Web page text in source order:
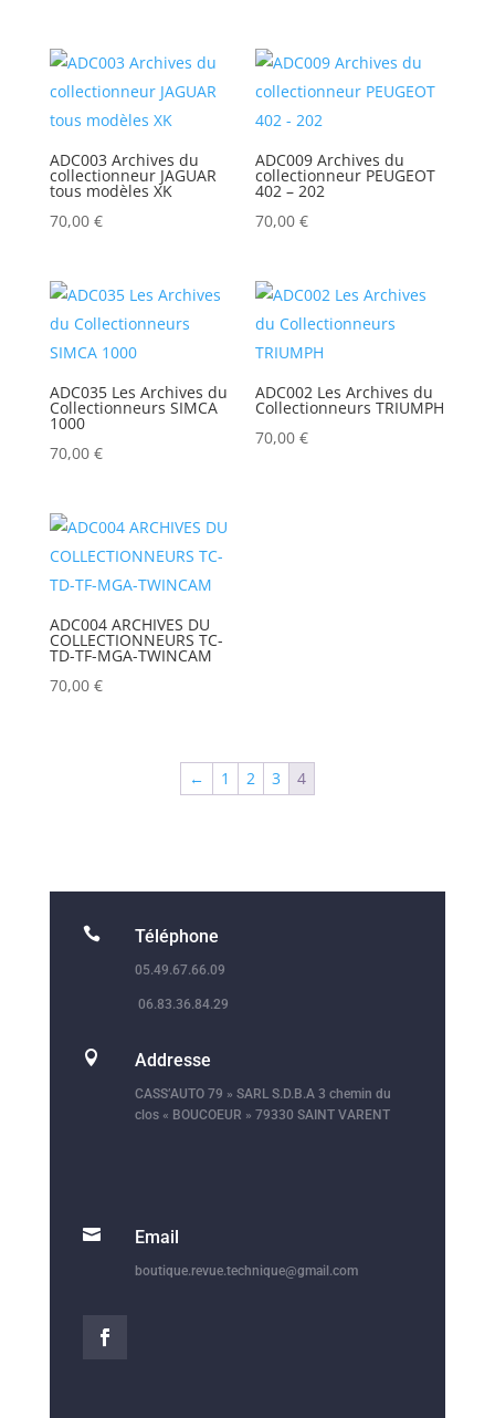
ADC003 Archives du
collectionneur JAGUAR
tous modèles XK
70,00 €
ADC009 Archives du
collectionneur PEUGEOT
402 – 202
70,00€
ADC035 Les Archives du
Collectionneurs SIMCA
1000
70,00 €
ADC002 Les Archives du
Collectionneurs TRIUMPH
70,00€
ADC004 ARCHIVES DU
COLLECTIONNEURS TC-
TD-TF-MGA-TWINCAM
70,00 €
← 1 2 3 4
 Téléphone
05.49.67.66.09
06.83.36.84.29
 Addresse
CASS’AUTO 79 » SARL S.D.B.A 3 chemin du
clos « BOUCOEUR » 79330 SAINT VARENT
 Email
boutique.revue.technique@gmail.com